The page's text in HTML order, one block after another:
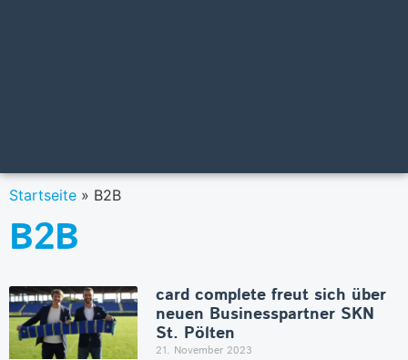
Startseite » B2B
B2B
card complete freut sich über
neuen Businesspartner SKN
St. Pölten
21. November 2023